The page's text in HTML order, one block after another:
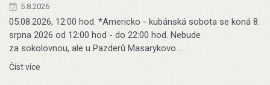
5.8.2026
05.08.2026, 12:00 hod. *Americko - kubánská sobota se koná 8.
srpna 2026 od 12:00 hod - do 22:00 hod. Nebude
za sokolovnou, ale u Pazderů Masarykovo…
Číst více